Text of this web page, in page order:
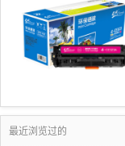
最近浏览过的